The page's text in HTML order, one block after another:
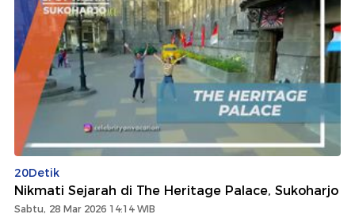
20Detik
Nikmati Sejarah di The Heritage Palace, Sukoharjo
Sabtu, 28 Mar 2026 14:14 WIB